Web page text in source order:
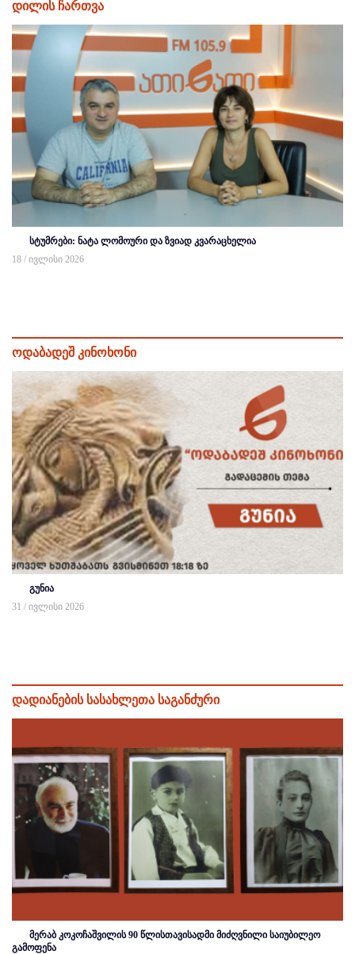
დილის ჩართვა
სტუმრები: ნატა ლომოური და ზვიად კვარაცხელია
18 / ივლისი 2026
ოდაბადეშ კინოხონი
გუნია
31 / ივლისი 2026
დადიანების სასახლეთა საგანძური
მერაბ კოკოჩაშვილის 90 წლისთავისადმი მიძღვნილი საიუბილეო
გამოფენა